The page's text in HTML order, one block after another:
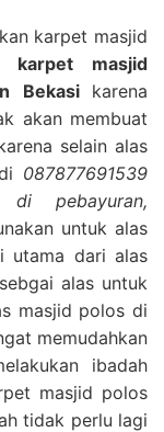
karpet masjid
karpet masjid
Bekasi karena
akan membuat
selain alas
087877691539
pebayuran,
untuk alas
utama dari alas
alas untuk
masjid polos di
memudahkan
ibadah
masjid polos
tidak perlu lagi